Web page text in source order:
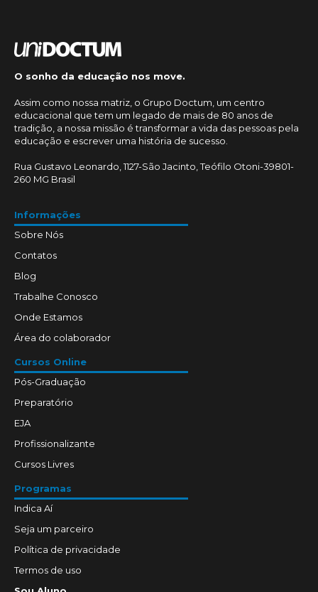
O sonho da educação nos move.
Assim como nossa matriz, o Grupo Doctum, um centro
educacional que tem um legado de mais de 80 anos de
tradição, a nossa missão é transformar a vida das pessoas pela
educação e escrever uma história de sucesso.
Rua Gustavo Leonardo, 1127-São Jacinto, Teófilo Otoni-39801-
260 MG Brasil
Informações
Sobre Nós
Contatos
Blog
Trabalhe Conosco
Onde Estamos
Área do colaborador
Cursos Online
Pós-Graduação
Preparatório
EJA
Profissionalizante
Cursos Livres
Programas
Indica Aí
Seja um parceiro
Política de privacidade
Termos de uso